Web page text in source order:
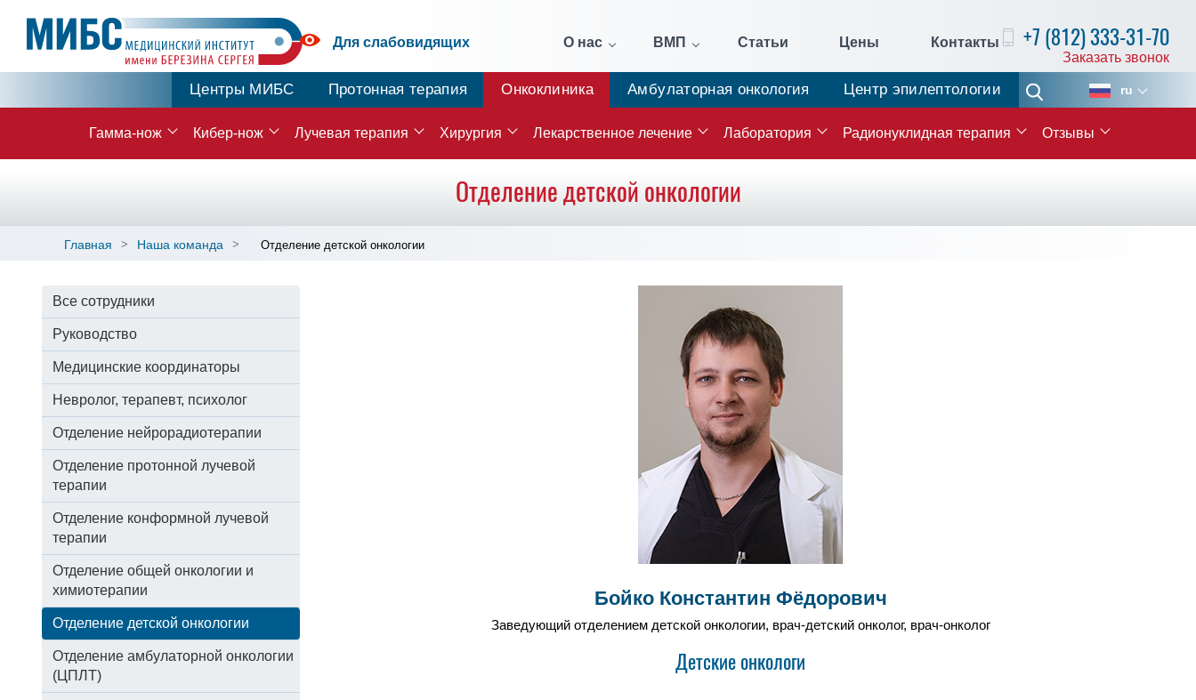
Для слабовидящих О нас ВМП Статьи Цены Контакты +7 (812) 333-31-70
Заказать звонок
Центры МИБС Протонная терапия Онкоклиника Амбулаторная онкология Центр эпилептологии
Гамма-нож Кибер-нож Лучевая терапия Хирургия Лекарственное лечение Лаборатория Радионуклидная терапия Отзывы
ru
Отделение детской онкологии
Главная Наша команда Отделение детской онкологии
Все сотрудники
Руководство
Медицинские координаторы
Невролог, терапевт, психолог
Отделение нейрорадиотерапии
Отделение протонной лучевой
терапии
Отделение конформной лучевой
терапии
Отделение общей онкологии и
химиотерапии
Отделение детской онкологии
Отделение амбулаторной онкологии
(ЦПЛТ)
Бойко Константин Фёдорович
Заведующий отделением детской онкологии, врач-детский онколог, врач-онколог
Детские онкологи